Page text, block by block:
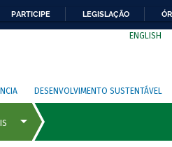
PARTICIPE LEGISLAÇÃO
ENGLISH
DESENVOLVIMENTO SUSTENTÁVEL